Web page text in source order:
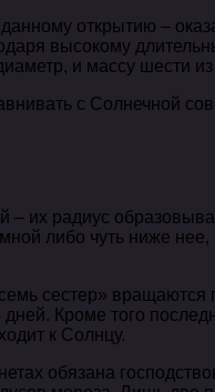
открытию –
высокому
и массу шести
с Солнечной
их радиус
либо чуть ниже
сестер»
Кроме того
к Солнцу.
обязана